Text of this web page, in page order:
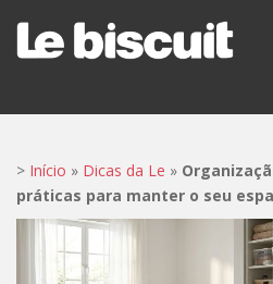
t
> Início » Dicas da Le »
práticas para manter o seu